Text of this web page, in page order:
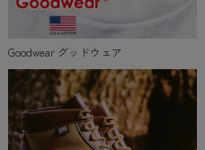
Goodwear グッドウェア